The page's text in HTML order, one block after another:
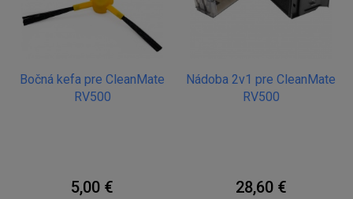
Bočná kefa pre CleanMate
RV500
5,00 €
Nádoba 2v1 pre CleanMate
RV500
28,60 €